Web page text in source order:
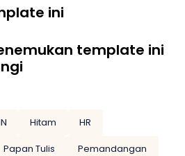
ini
template ini
Hitam
HR
Papan Tulis
Pemandangan